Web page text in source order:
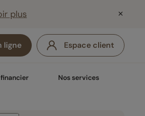
plus
ligne Espace client
Nos services